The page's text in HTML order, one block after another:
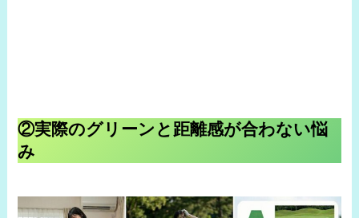
②実際のグリーンと距離感が合わない悩
み